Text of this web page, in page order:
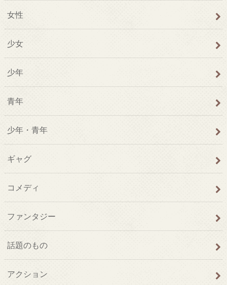
女性
少女
少年
青年
少年・青年
ギャグ
コメディ
ファンタジー
話題のもの
アクション